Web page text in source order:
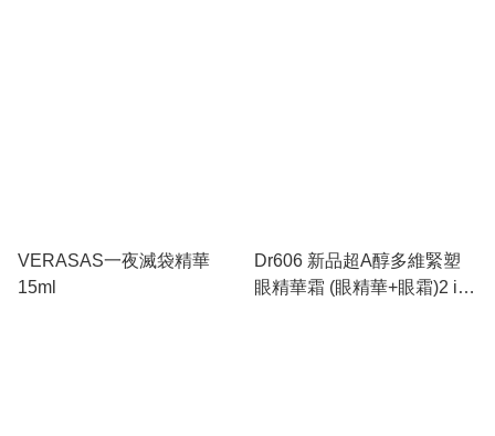
VERASAS一夜滅袋精華
15ml
Dr606 新品超A醇多維緊塑
眼精華霜 (眼精華+眼霜)2 in